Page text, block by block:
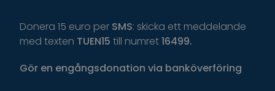
Donera 15 euro per SMS: skicka ett meddelande
med texten TUEN15 till numret16499.
Gör en engångsdonation via banköverföring